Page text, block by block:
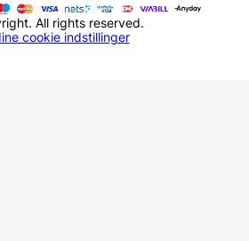
All rights reserved.
cookie indstillinger